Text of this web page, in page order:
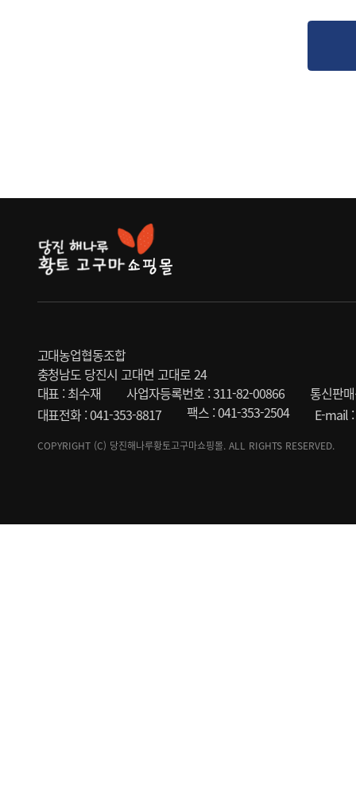
고대농업협동조합
충청남도 당진시 고대면 고대로 24
대표 : 최수재
사업자등록번호 : 311-82-00866
통신판
대표전화 : 041-353-8817
팩스 : 041-353-2504 E-mail
COPYRIGHT (C) 당진해나루황토고구마쇼핑몰. ALL RIGHTS RESERVED.